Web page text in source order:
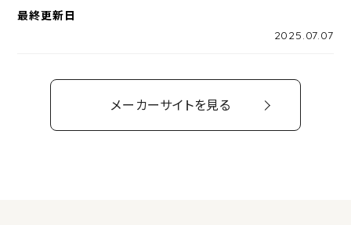
最終更新日
2025.07.07
メーカーサイトを見る